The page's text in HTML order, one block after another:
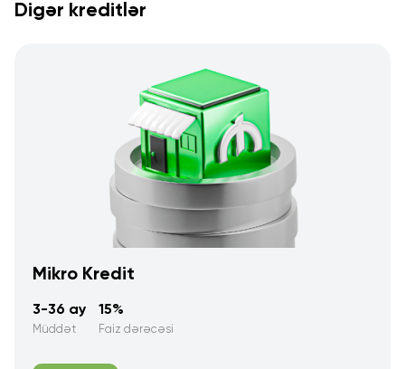
Digər kreditlər
Mikro Kredit
Müddət
3-36 ay
Faiz dərəcəsi
15%